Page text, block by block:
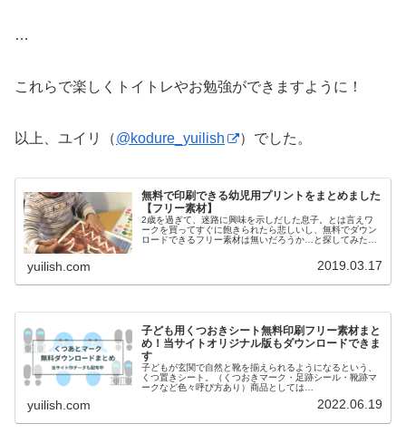
…
これらで楽しくトイトレやお勉強ができますように！
以上、ユイリ（@kodure_yuilish ）でした。
無料で印刷できる幼児用プリントをまとめました
【フリー素材】
2歳を過ぎて、迷路に興味を示しだした息子。とは言えワ
ークを買ってすぐに飽きられたら悲しいし、無料でダウン
ロードできるフリー素材は無いだろうか…と探してみたと
yuilish.com 2019.03.17
子ども用くつおきシート無料印刷フリー素材まと
め！当サイトオリジナル版もダウンロードできま
す
子どもが玄関で自然と靴を揃えられるようになるという、
くつ置きシート。（くつおきマーク・足跡シール・靴跡マ
ークなど色々呼び方あり）商品としては
yuilish.com 2022.06.19